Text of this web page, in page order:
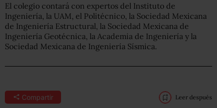
El colegio contará con expertos del Instituto de
Ingeniería, la UAM, el Politécnico, la Sociedad Mexicana
de Ingeniería Estructural, la Sociedad Mexicana de
Ingeniería Geotécnica, la Academia de Ingeniería y la
Sociedad Mexicana de Ingeniería Sísmica.
Compartir Leer después